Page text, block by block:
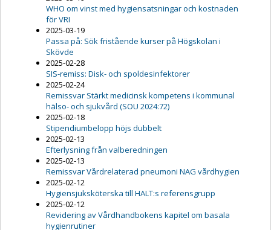
WHO om vinst med hygiensatsningar och kostnaden
för VRI
2025-03-19
Passa på: Sök fristående kurser på Högskolan i
Skövde
2025-02-28
SIS-remiss: Disk- och spoldesinfektorer
2025-02-24
Remissvar Stärkt medicinsk kompetens i kommunal
hälso- och sjukvård (SOU 2024:72)
2025-02-18
Stipendiumbelopp höjs dubbelt
2025-02-13
Efterlysning från valberedningen
2025-02-13
Remissvar Vårdrelaterad pneumoni NAG vårdhygien
2025-02-12
Hygiensjuksköterska till HALT:s referensgrupp
2025-02-12
Revidering av Vårdhandbokens kapitel om basala
hygienrutiner